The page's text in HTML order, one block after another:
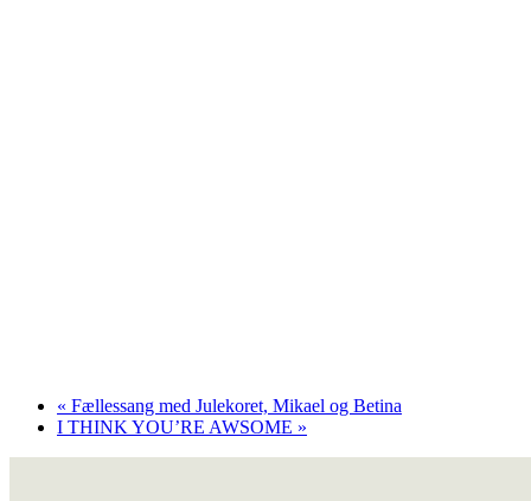
« Fællessang med Julekoret, Mikael og Betina
I THINK YOU’RE AWSOME »